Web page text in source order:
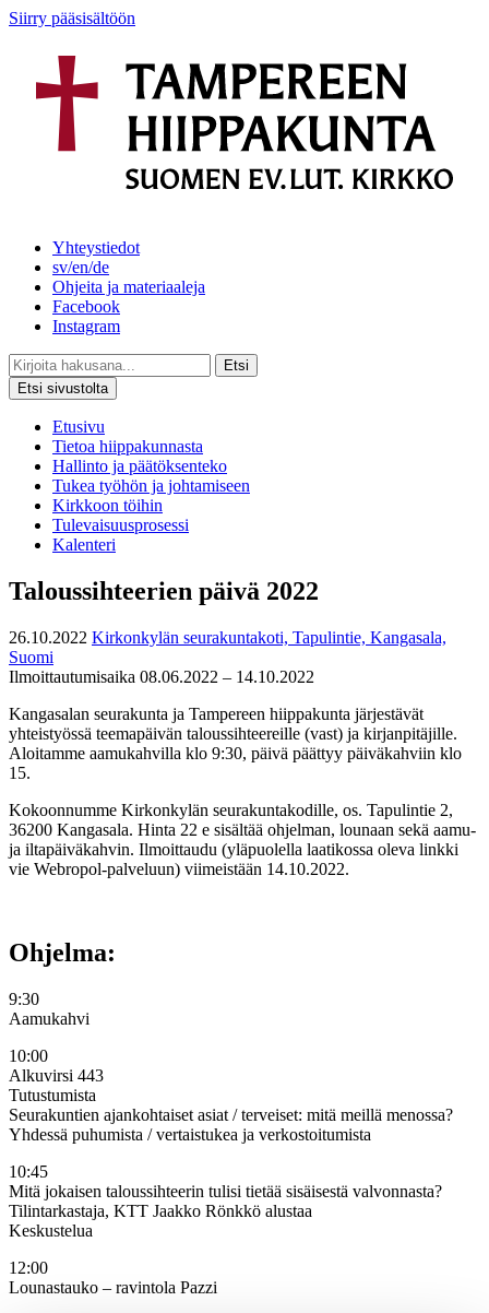
Siirry pääsisältöön
Yhteystiedot
sv/en/de
Ohjeita ja materiaaleja
Facebook
Instagram
Etsi
Etsi sivustolta
Etusivu
Tietoa hiippakunnasta
Hallinto ja päätöksenteko
Tukea työhön ja johtamiseen
Kirkkoon töihin
Tulevaisuusprosessi
Kalenteri
Taloussihteerien päivä 2022
26.10.2022 Kirkonkylän seurakuntakoti, Tapulintie, Kangasala,
Suomi
Ilmoittautumisaika 08.06.2022 – 14.10.2022
Kangasalan seurakunta ja Tampereen hiippakunta järjestävät
yhteistyössä teemapäivän taloussihteereille (vast) ja kirjanpitäjille.
Aloitamme aamukahvilla klo 9:30, päivä päättyy päiväkahviin klo
15.
Kokoonnumme Kirkonkylän seurakuntakodille, os. Tapulintie 2,
36200 Kangasala. Hinta 22 e sisältää ohjelman, lounaan sekä aamu-
ja iltapäiväkahvin. Ilmoittaudu (yläpuolella laatikossa oleva linkki
vie Webropol-palveluun) viimeistään 14.10.2022.
Ohjelma:
9:30
Aamukahvi
10:00
Alkuvirsi 443
Tutustumista
Seurakuntien ajankohtaiset asiat / terveiset: mitä meillä menossa?
Yhdessä puhumista / vertaistukea ja verkostoitumista
10:45
Mitä jokaisen taloussihteerin tulisi tietää sisäisestä valvonnasta?
Tilintarkastaja, KTT Jaakko Rönkkö alustaa
Keskustelua
12:00
Lounastauko – ravintola Pazzi